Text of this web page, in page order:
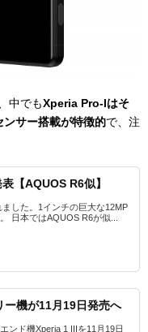
中でもXperia Pro-Iはそ
サー搭載が特徴的で、注
【AQUOS R6似】
した。1インチの巨大な12MP
日本ではAQUOS R6が似...
機が11月19日発売へ
ンド機Xperia 1 IIIを11月19日